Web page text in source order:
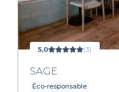
5,0 (3)
SAGE
Éco-responsable